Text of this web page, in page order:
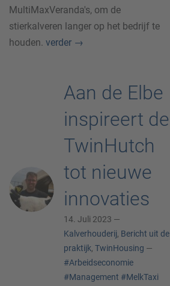
MultiMaxVeranda's, om de
stierkalveren langer op het bedrijf te
houden. verder →
Aan de Elbe
inspireert de
TwinHutch
tot nieuwe
innovaties
14. Juli 2023 —
Kalverhouderij, Bericht uit de
praktijk, TwinHousing —
#Arbeidseconomie
#Management #MelkTaxi